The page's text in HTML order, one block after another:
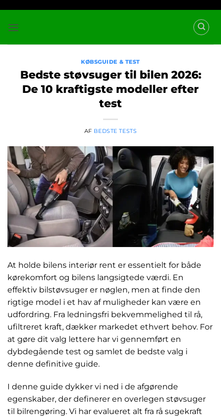
indhold
KØBSGUIDE & TEST
Bedste støvsuger til bilen 2026:
De 10 kraftigste modeller efter
test
AF BEDSTE TESTS
At holde bilens interiør rent er essentielt for både
kørekomfort og bilens langsigtede værdi. En
effektiv bilstøvsuger er nøglen, men at finde den
rigtige model i et hav af muligheder kan være en
udfordring. Fra ledningsfri bekvemmelighed til rå,
ufiltreret kraft, dækker markedet ethvert behov. For
at gøre dit valg lettere har vi gennemført en
dybdegående test og samlet de bedste valg i
denne definitive guide.
I denne guide dykker vi ned i de afgørende
egenskaber, der definerer en overlegen støvsuger
til bilrengøring. Vi har evalueret alt fra rå sugekraft